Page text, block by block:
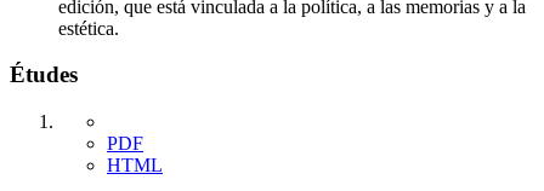
edición, que está vinculada a la política, a las memorias y a la
estética.
Études
PDF
HTML